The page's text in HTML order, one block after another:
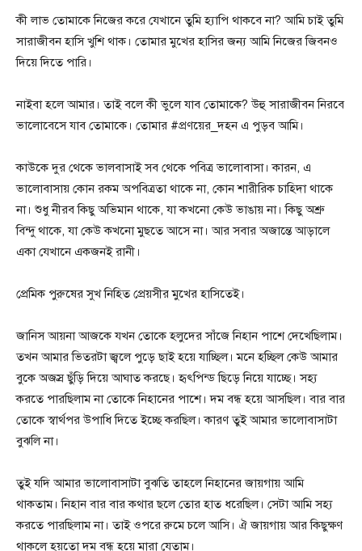
কী লাভ তোমাকে নিজের করে যেখানে তুমি হ্যাপি থাকবে না? আমি চাই তুমি
সারাজীবন হাসি খুশি থাক। তোমার মুখের হাসির জন্য আমি নিজের জিবনও
দিয়ে দিতে পারি।
নাইবা হলে আমার। তাই বলে কী ভুলে যাব তোমাকে? উহু সারাজীবন নিরবে
ভালোবেসে যাব তোমাকে। তোমার #প্রণয়ের_দহন এ পুড়ব আমি।
কাউকে দুর থেকে ভালবাসাই সব থেকে পবিত্র ভালোবাসা। কারন, এ
ভালোবাসায় কোন রকম অপবিত্রতা থাকে না, কোন শারীরিক চাহিদা থাকে
না। শুধু নীরব কিছু অভিমান থাকে, যা কখনো কেউ ভাঙায় না। কিছু অশ্রু
বিন্দু থাকে, যা কেউ কখনো মুছতে আসে না। আর সবার অজান্তে আড়ালে
একা যেখানে একজনই রানী।
প্রেমিক পুরুষের সুখ নিহিত প্রেয়সীর মুখের হাসিতেই।
জানিস আয়না আজকে যখন তোকে হলুদের সাঁজে নিহান পাশে দেখেছিলাম।
তখন আমার ভিতরটা জ্বলে পুড়ে ছাই হয়ে যাচ্ছিল। মনে হচ্ছিল কেউ আমার
বুকে অজস্র ছুঁড়ি দিয়ে আঘাত করছে। হৃৎপিন্ড ছিড়ে নিয়ে যাচ্ছে। সহ্য
করতে পারছিলাম না তোকে নিহানের পাশে। দম বন্ধ হয়ে আসছিল। বার বার
তোকে স্বার্থপর উপাধি দিতে ইচ্ছে করছিল। কারণ তুই আমার ভালোবাসাটা
বুঝলি না।
তুই যদি আমার ভালোবাসাটা বুঝতি তাহলে নিহানের জায়গায় আমি
থাকতাম। নিহান বার বার কথার ছলে তোর হাত ধরেছিল। সেটা আমি সহ্য
করতে পারছিলাম না। তাই ওপরে রুমে চলে আসি। ঐ জায়গায় আর কিছুক্ষণ
থাকলে হয়তো দম বন্ধ হয়ে মারা যেতাম।